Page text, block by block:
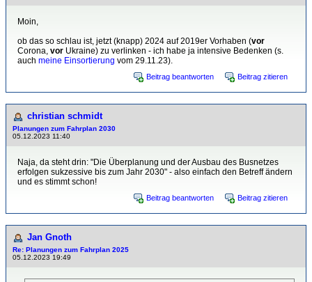
Moin,
ob das so schlau ist, jetzt (knapp) 2024 auf 2019er Vorhaben (vor
Corona, vor Ukraine) zu verlinken - ich habe ja intensive Bedenken (s.
auch meine Einsortierung vom 29.11.23).
Beitrag beantworten Beitrag zitieren
christian schmidt
Planungen zum Fahrplan 2030
05.12.2023 11:40
Naja, da steht drin: "Die Überplanung und der Ausbau des Busnetzes
erfolgen sukzessive bis zum Jahr 2030" - also einfach den Betreff ändern
und es stimmt schon!
Beitrag beantworten Beitrag zitieren
Jan Gnoth
Re: Planungen zum Fahrplan 2025
05.12.2023 19:49